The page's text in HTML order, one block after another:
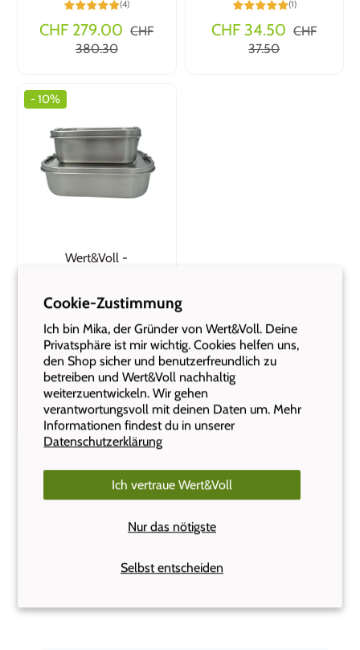
Cookie-Zustimmung
Ich bin Mika, der Gründer von Wert&Voll. Deine
Privatsphäre ist mir wichtig. Cookies helfen uns,
den Shop sicher und benutzerfreundlich zu
betreiben und Wert&Voll nachhaltig
weiterzuentwickeln. Wir gehen
verantwortungsvoll mit deinen Daten um. Mehr
Informationen findest du in unserer
Datenschutzerklärung
Selbst entscheiden
Ich vertraue Wert&Voll
Nur das nötigste
(4)
CHF 279.00 CHF
380.30
(1)
CHF 34.50 CHF
37.50
- 10%
Wert&Voll -
Auslaufsichere
Lunchboxen 800ml
und 1400ml - Beide
mit Gravur
(3)
CHF 84.90 CHF
94.80